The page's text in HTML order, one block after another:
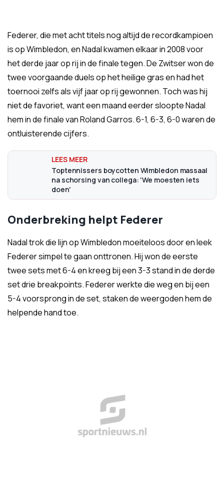
Federer, die met acht titels nog altijd de recordkampioen
is op Wimbledon, en Nadal kwamen elkaar in 2008 voor
het derde jaar op rij in de finale tegen. De Zwitser won de
twee voorgaande duels op het heilige gras en had het
toernooi zelfs als vijf jaar op rij gewonnen. Toch was hij
niet de favoriet, want een maand eerder sloopte Nadal
hem in de finale van Roland Garros. 6-1, 6-3, 6-0 waren de
ontluisterende cijfers.
Toptennissers boycotten Wimbledon massaal
na schorsing van collega: 'We moesten iets
doen'
Onderbreking helpt Federer
Nadal trok die lijn op Wimbledon moeiteloos door en leek
Federer simpel te gaan onttronen. Hij won de eerste
twee sets met 6-4 en kreeg bij een 3-3 stand in de derde
set drie breakpoints. Federer werkte die weg en bij een
5-4 voorsprong in de set, staken de weergoden hem de
helpende hand toe.